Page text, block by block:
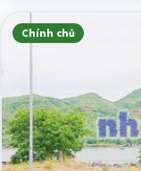
Chính chủ